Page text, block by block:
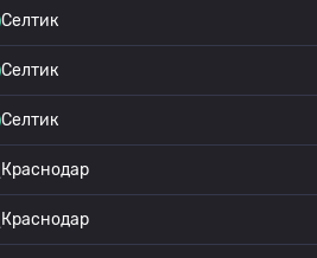
Селтик
Селтик
Селтик
Краснодар
Краснодар